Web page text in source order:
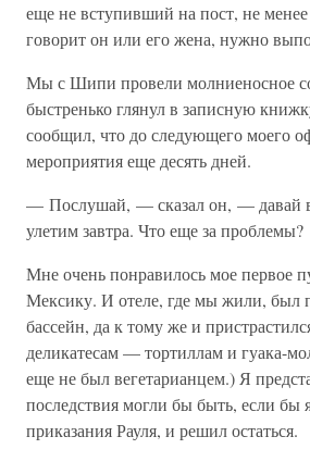
еще не вступивший на пост, не
говорит он или его жена, нужно
Мы с Шипи провели молниеносное
быстренько глянул в записную
сообщил, что до следующего моего
мероприятия еще десять дней.
— Послушай, — сказал он, — давай
улетим завтра. Что еще за проблемы?
Мне очень понравилось мое первое
Мексику. И отеле, где мы жили, был
бассейн, да к тому же и
деликатесам — тортиллам и гуака-
еще не был вегетарианцем.) Я
последствия могли бы быть, если бы
приказания Рауля, и решил остаться.